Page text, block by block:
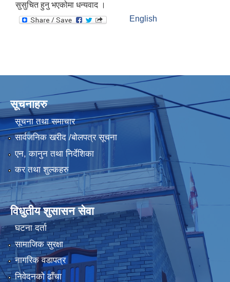
सुसुचित हुनु भएकोमा धन्यवाद ।
English
सूचनाहरु
सूचना तथा समाचार
सार्वजनिक खरीद /बोलपत्र सूचना
एन, कानुन तथा निर्देशिका
कर तथा शुल्कहरु
विधुतीय शुसासन सेवा
घटना दर्ता
सामाजिक सुरक्षा
नागरिक वडापत्र
निवेदनको ढाँचा